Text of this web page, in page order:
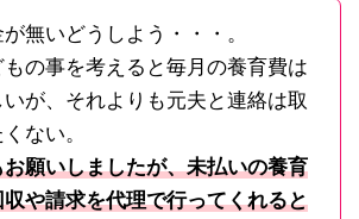
無いどうしよう・・・。
もの事を考えると毎月の養育費は
が、それよりも元夫と連絡は取
ない。
お願いしましたが、未払いの養育
収や請求を代理で行ってくれると